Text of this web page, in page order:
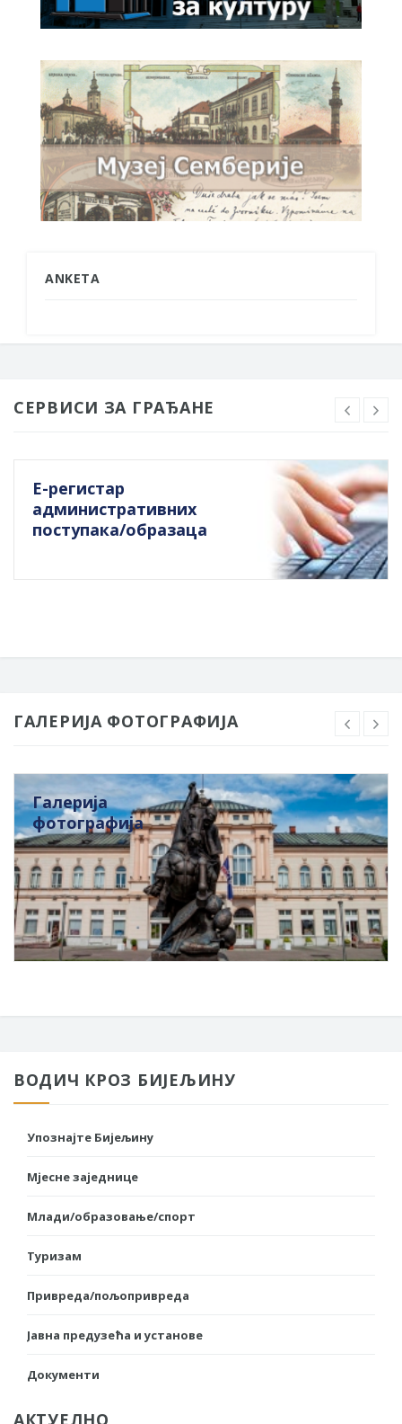
ANKETA
СЕРВИСИ ЗА ГРАЂАНЕ
Е-регистар
административних
поступака/образаца
ГАЛЕРИЈА ФОТОГРАФИЈА
Галерија
фотографија
ВОДИЧ КРОЗ БИЈЕЉИНУ
Упознајте Бијељину
Мјесне заједнице
Млади/образовање/спорт
Туризам
Привреда/пољопривреда
Јавна предузећа и установе
Документи
АКТУЕЛНО